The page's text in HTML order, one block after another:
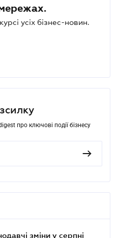
усіх бізнес-новин.
про ключові події бізнесу
зміни у серпні